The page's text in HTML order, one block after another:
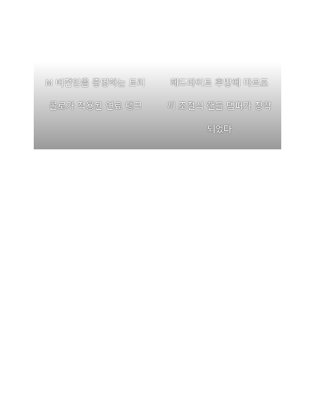
M 버전임을 증명하는 트리
콜로가 적용된 연료 탱크
헤드라이트 후방에 마르조
끼 조절식 핸들 댐퍼가 장착
되었다